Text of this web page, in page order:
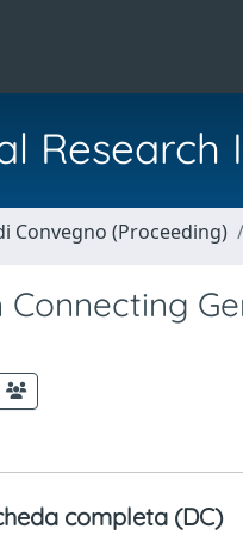
Convegno (Proceeding)
completa (DC)